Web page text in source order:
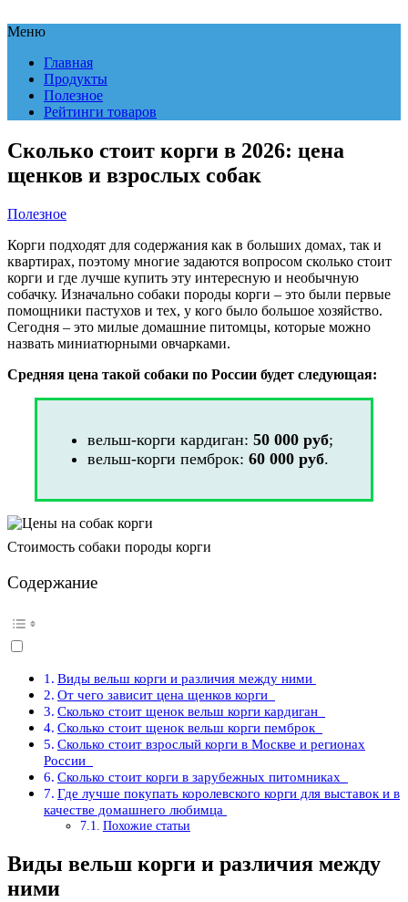
Меню
Главная
Продукты
Полезное
Рейтинги товаров
Сколько стоит корги в 2026: цена
щенков и взрослых собак
Полезное
Корги подходят для содержания как в больших домах, так и
квартирах, поэтому многие задаются вопросом сколько стоит
корги и где лучше купить эту интересную и необычную
собачку. Изначально собаки породы корги – это были первые
помощники пастухов и тех, у кого было большое хозяйство.
Сегодня – это милые домашние питомцы, которые можно
назвать миниатюрными овчарками.
Средняя цена такой собаки по России будет следующая:
вельш-корги кардиган: 50 000 руб;
вельш-корги пемброк: 60 000 руб.
Стоимость собаки породы корги
Содержание
Виды вельш корги и различия между ними
От чего зависит цена щенков корги
Сколько стоит щенок вельш корги кардиган
Сколько стоит щенок вельш корги пемброк
Сколько стоит взрослый корги в Москве и регионах
России
Сколько стоит корги в зарубежных питомниках
Где лучше покупать королевского корги для выставок и в
качестве домашнего любимца
Похожие статьи
Виды вельш корги и различия между
ними